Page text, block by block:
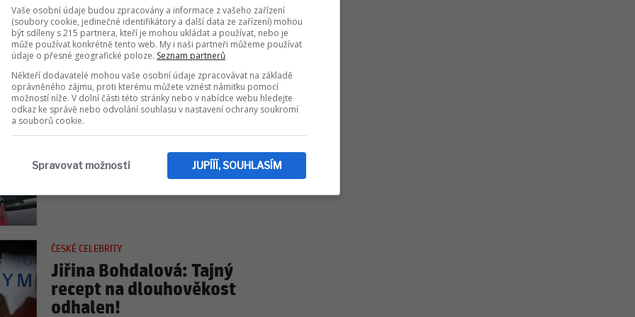
SuperStar: Kdy začíná a co
je ve hře?
KRIMI
Policie povolala
kriminalisty: Násilný čin na
Valašsku!
ČESKÉ CELEBRITY
Jiřina Bohdalová: Tajný
recept na dlouhověkost
odhalen!
Vaše osobní údaje budou zpracovány a informace z vašeho zařízení
(soubory cookie, jedinečné identifikátory a další data ze zařízení) mohou
být sdíleny s 215 partnera, kteří je mohou ukládat a používat, nebo je
může používat konkrétně tento web. My i naši partneři můžeme používat
údaje o přesné geografické poloze. Seznam partnerů
Někteří dodavatelé mohou vaše osobní údaje zpracovávat na základě
oprávněného zájmu, proti kterému můžete vznést námitku pomocí
možností níže. V dolní části této stránky nebo v nabídce webu hledejte
odkaz ke správě nebo odvolání souhlasu v nastavení ochrany soukromí
a souborů cookie.
JUPÍÍÍ, SOUHLASÍM
Spravovat možnosti